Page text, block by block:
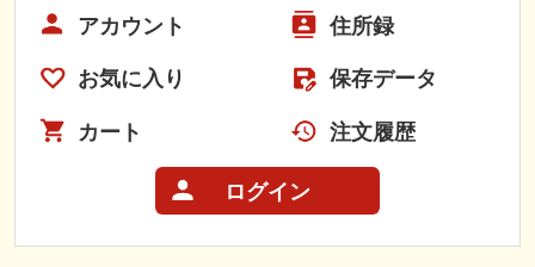
アカウント 住所録
お気に入り 保存データ
カート 注文履歴
ログイン